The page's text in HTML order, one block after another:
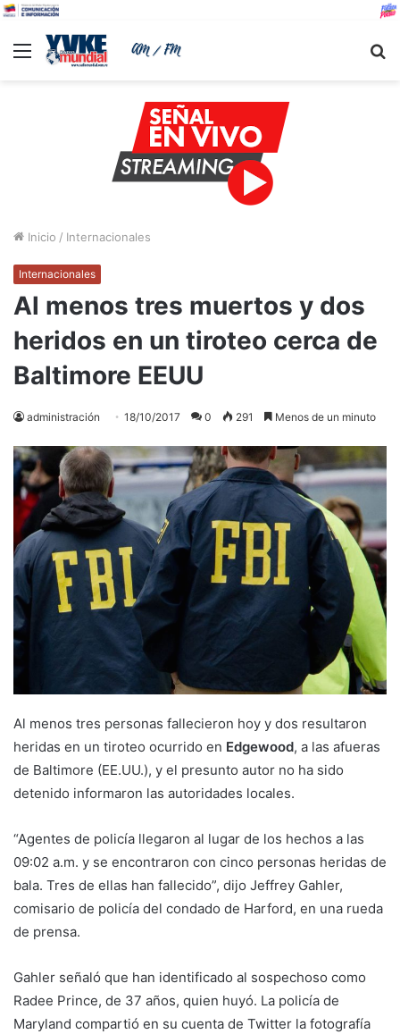
Menu
Inicio / Internacionales
Internacionales
Al menos tres muertos y dos
heridos en un tiroteo cerca de
Baltimore EEUU
administración 18/10/2017 0 291 Menos de un minuto
Al menos tres personas fallecieron hoy y dos resultaron
heridas en un tiroteo ocurrido en Edgewood, a las afueras
de Baltimore (EE.UU.), y el presunto autor no ha sido
detenido informaron las autoridades locales.
“Agentes de policía llegaron al lugar de los hechos a las
09:02 a.m. y se encontraron con cinco personas heridas de
bala. Tres de ellas han fallecido”, dijo Jeffrey Gahler,
comisario de policía del condado de Harford, en una rueda
de prensa.
Gahler señaló que han identificado al sospechoso como
Radee Prince, de 37 años, quien huyó. La policía de
Maryland compartió en su cuenta de Twitter la fotografía